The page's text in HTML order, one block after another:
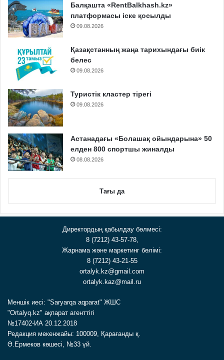
Балқашта «RentBalkhash.kz»
платформасы іске қосылды
09.08.2026
Қазақстанның жаңа тарихындағы биік
белес
09.08.2026
Туристік кластер тірегі
09.08.2026
Астанадағы «Болашақ ойындарына» 50
елден 800 спортшы жиналды
08.08.2026
Тағы да
Директордың қабылдау бөлмесі:
8 (7212) 43-57-78,
Жарнама және маркетинг бөлімі:
8 (7212) 43-21-55
ortalyk.kz@gmail.com
ortalyk.kaz@mail.ru
Меншік иесі: "Saryarqa aqparat" ЖШС
"Ortalyq.kz" ақпарат агенттігі
№17402-ИА 20.12.2018
Редакция мекенжайы: 100009, Қарағанды қ.
Ә.Ермеков көшесі, №33 үй.